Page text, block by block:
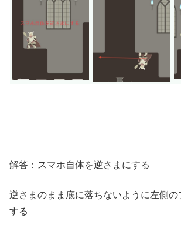
解答：スマホ自体を逆さまにする
逆さまのまま底に落ちないように左側の
する